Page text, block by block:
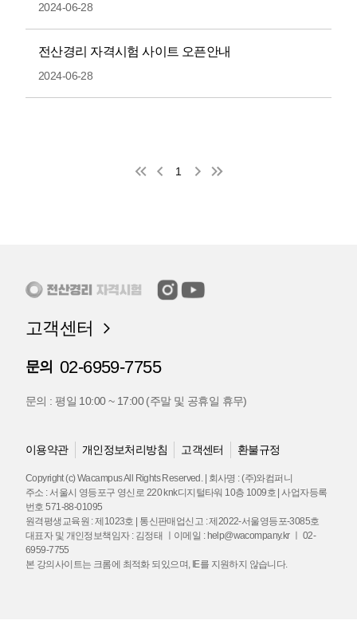
2024-06-28
전산경리 자격시험 사이트 오픈안내
2024-06-28
1
고객센터
문의 02-6959-7755
문의 : 평일 10:00 ~ 17:00 (주말 및 공휴일 휴무)
이용약관 개인정보처리방침 고객센터 환불규정
Copyright (c) Wacampus All Rights Reserved. | 회사명 : (주)와컴퍼니
주소 : 서울시 영등포구 영신로 220 knk디지털타워 10층 1009호 | 사업자등록
번호 571-88-01095
원격평생교육원 : 제1023호 | 통신판매업신고 : 제2022-서울영등포-3085호
대표자 및 개인정보책임자 : 김정태 ㅣ이메일 : help@wacompany.kr ㅣ 02-
6959-7755
본 강의사이트는 크롬에 최적화 되있으며, IE를 지원하지 않습니다.